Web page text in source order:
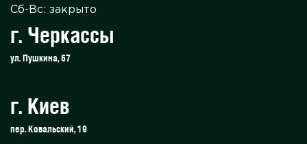
Сб-Вс: закрыто
г. Черкассы
ул. Пушкина, 67
г. Киев
пер. Ковальский, 19